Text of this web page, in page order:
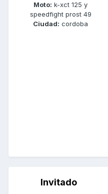
Moto: k-xct 125 y
speedfight prost 49
Ciudad: cordoba
Invitado